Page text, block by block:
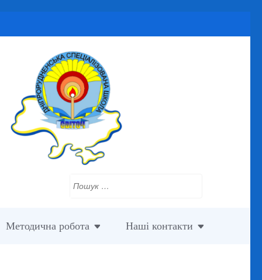
Пошук:
Методична робота Наші контакти